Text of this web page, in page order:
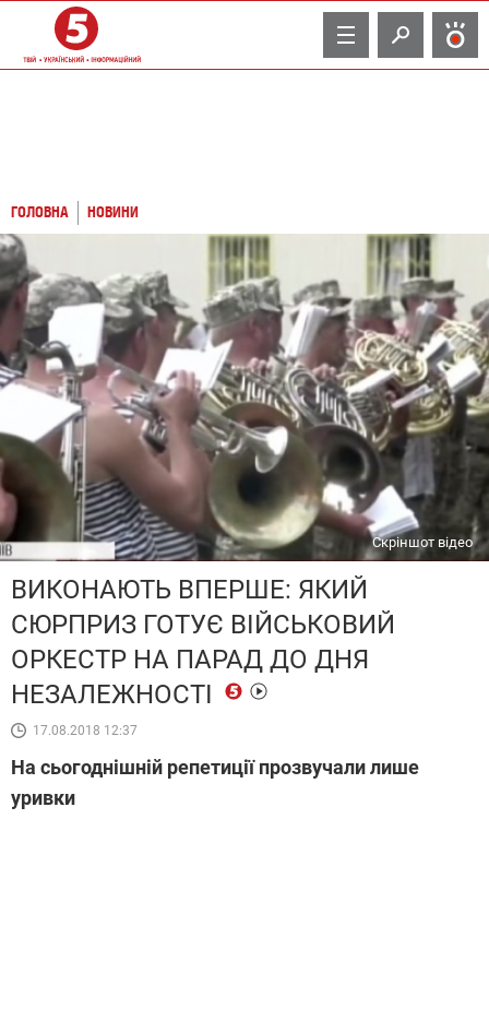
TV
ГОЛОВНА НОВИНИ
Скріншот відео
ВИКОНАЮТЬ ВПЕРШЕ: ЯКИЙ
СЮРПРИЗ ГОТУЄ ВІЙСЬКОВИЙ
ОРКЕСТР НА ПАРАД ДО ДНЯ
НЕЗАЛЕЖНОСТІ
17.08.2018 12:37
На сьогоднішній репетиції прозвучали лише
уривки